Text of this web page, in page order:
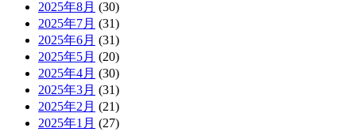
2025年8月 (30)
2025年7月 (31)
2025年6月 (31)
2025年5月 (20)
2025年4月 (30)
2025年3月 (31)
2025年2月 (21)
2025年1月 (27)